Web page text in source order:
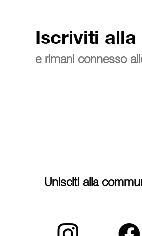
Iscriviti alla
e rimani connesso
Unisciti alla